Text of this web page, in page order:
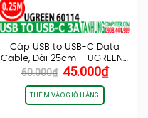
Cáp USB to USB-C Data
Cable, Dài 25cm – UGREEN…
60.000₫ Giá
gốc
là:
60.000₫.
45.000₫Giá
THÊM VÀO GIỎ HÀNG